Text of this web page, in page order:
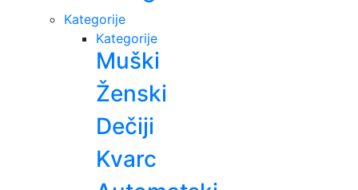
Kategorije
Kategorije
Muški
Ženski
Dečiji
Kvarc